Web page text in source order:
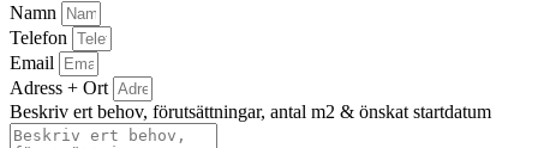
Namn
Telefon
Email
Adress + Ort
Beskriv ert behov, förutsättningar, antal m2 & önskat startdatum